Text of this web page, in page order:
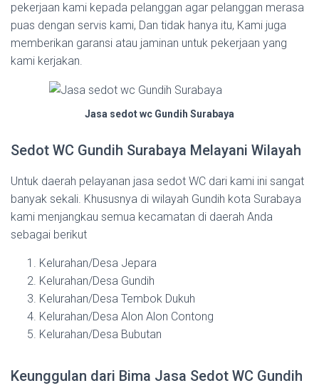
pekerjaan kami kepada pelanggan agar pelanggan merasa
puas dengan servis kami, Dan tidak hanya itu, Kami juga
memberikan garansi atau jaminan untuk pekerjaan yang
kami kerjakan.
Jasa sedot wc Gundih Surabaya
Sedot WC Gundih Surabaya Melayani Wilayah
Untuk daerah pelayanan jasa sedot WC dari kami ini sangat
banyak sekali. Khususnya di wilayah Gundih kota Surabaya
kami menjangkau semua kecamatan di daerah Anda
sebagai berikut
Kelurahan/Desa Jepara
Kelurahan/Desa Gundih
Kelurahan/Desa Tembok Dukuh
Kelurahan/Desa Alon Alon Contong
Kelurahan/Desa Bubutan
Keunggulan dari Bima Jasa Sedot WC Gundih